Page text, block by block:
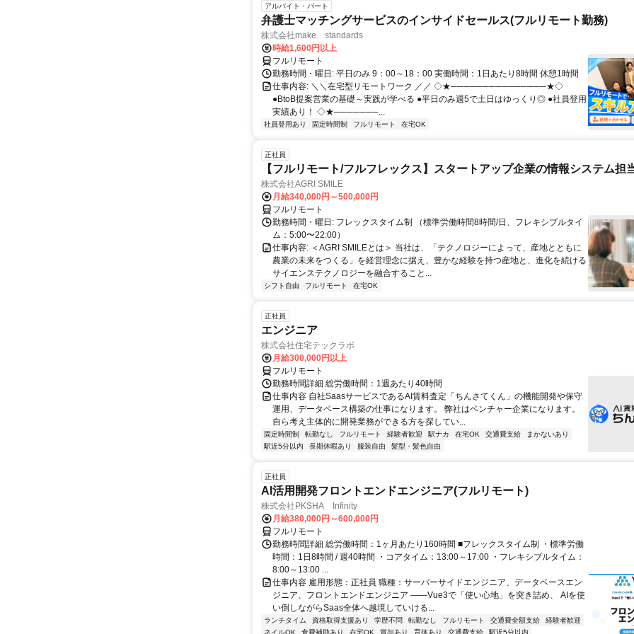
アルバイト・パート
弁護士マッチングサービスのインサイドセールス(フルリモート勤務)
株式会社make standards
時給1,600円以上
フルリモート
勤務時間・曜日: 平日のみ 9：00～18：00 実働時間：1日あたり8時間 休憩1時間
仕事内容: ＼＼在宅型リモートワーク ／／ ◇★───────────────★◇
●BtoB提案営業の基礎～実践が学べる ●平日のみ週5で土日はゆっくり◎ ●社員登用
実績あり！ ◇★───────...
社員登用あり 固定時間制 フルリモート 在宅OK
正社員
【フルリモート/フルフレックス】スタートアップ企業の情報システム担
株式会社AGRI SMILE
月給340,000円～500,000円
フルリモート
勤務時間・曜日: フレックスタイム制 （標準労働時間8時間/日、フレキシブルタイ
ム：5:00〜22:00）
仕事内容: ＜AGRI SMILEとは＞ 当社は、「テクノロジーによって、産地とともに
農業の未来をつくる」を経営理念に据え、豊かな経験を持つ産地と、進化を続ける
サイエンステクノロジーを融合すること...
シフト自由 フルリモート 在宅OK
正社員
エンジニア
株式会社住宅テックラボ
月給300,000円以上
フルリモート
勤務時間詳細 総労働時間：1週あたり40時間
仕事内容 自社SaasサービスであるAI賃料査定「ちんさてくん」の機能開発や保守
運用、データベース構築の仕事になります。 弊社はベンチャー企業になります。
自ら考え主体的に開発業務ができる方を探してい...
固定時間制 転勤なし フルリモート 経験者歓迎 駅ナカ 在宅OK 交通費支給
まかないあり
駅近5分以内
長期休暇あり 服装自由 髪型・髪色自由
正社員
AI活用開発フロントエンドエンジニア(フルリモート)
株式会社PKSHA Infinity
月給380,000円～600,000円
フルリモート
勤務時間詳細 総労働時間：1ヶ月あたり160時間 ■フレックスタイム制 ・標準労働
時間：1日8時間 / 週40時間 ・コアタイム：13:00～17:00 ・フレキシブルタイム：
8:00～13:00 ...
仕事内容 雇用形態：正社員 職種：サーバーサイドエンジニア、データベースエン
ジニア、フロントエンドエンジニア ――Vue3で「使い心地」を突き詰め、 AIを使
い倒しながらSaas全体へ越境していける...
ランチタイム 資格取得支援あり 学歴不問 転勤なし フルリモート 交通費全額支給
経験者歓迎
ネイルOK
食費補助あり 在宅OK 賞与あり 育休あり 交通費支給 駅近5分以内